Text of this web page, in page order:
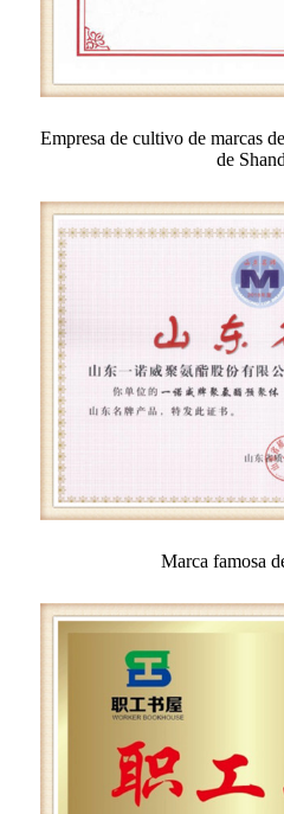
Empresa de cultivo de marcas
de
Marca famosa